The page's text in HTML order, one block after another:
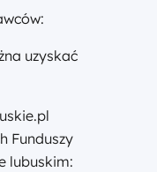
uzyskać
Funduszy
lubuskim: